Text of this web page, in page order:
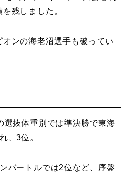
残しました。
ンの海老沼選手も破ってい
選抜体重別では準決勝で東海
、3位。
バートルでは2位など、序盤